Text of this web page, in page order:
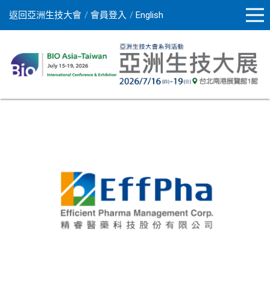
返回亞洲生技大會 會員登入 English